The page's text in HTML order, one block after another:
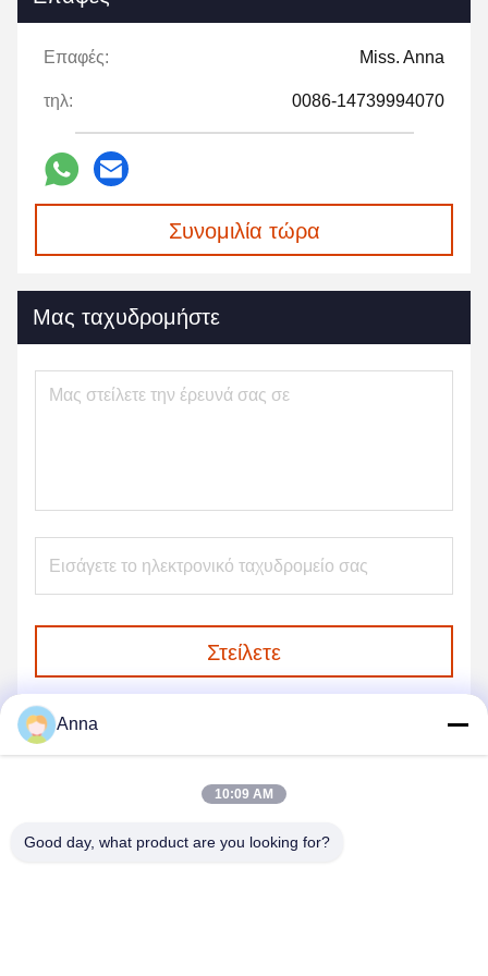
Επαφές: Miss. Anna
τηλ: 0086-14739994070
Συνομιλία τώρα
Μας ταχυδρομήστε
Στείλετε
Anna
10:09 AM
Good day, what product are you looking for?